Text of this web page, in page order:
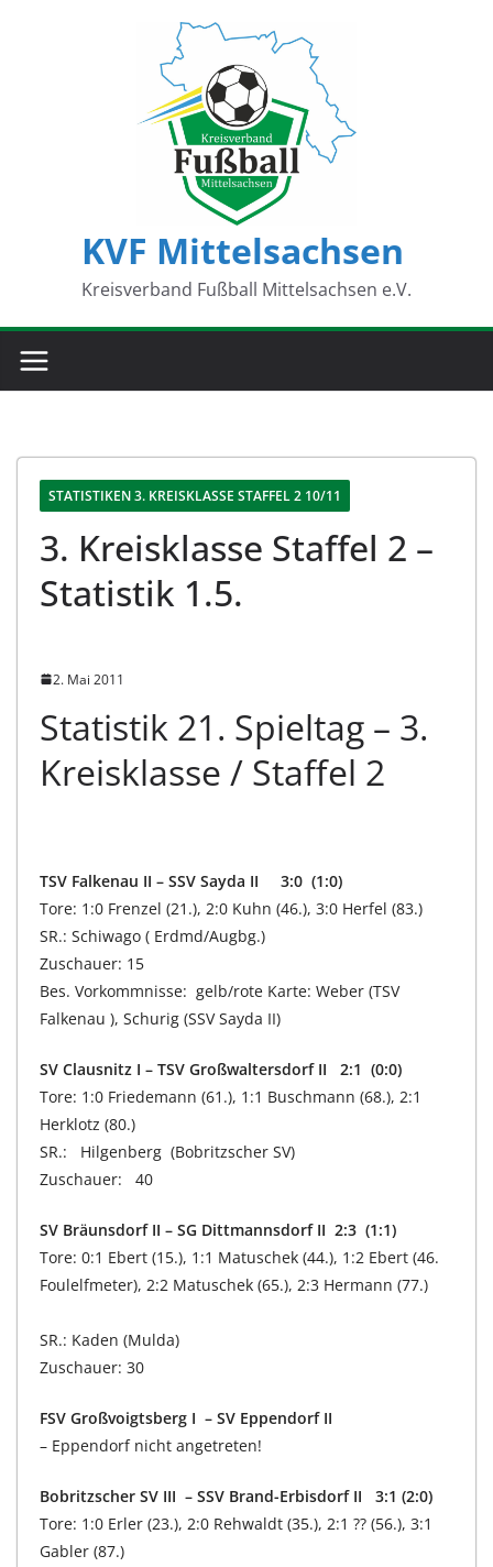
KVF Mittelsachsen
Kreisverband Fußball Mittelsachsen e.V.
STATISTIKEN 3. KREISKLASSE STAFFEL 2 10/11
3. Kreisklasse Staffel 2 –
Statistik 1.5.
2. Mai 2011
Statistik 21. Spieltag – 3.
Kreisklasse / Staffel 2
TSV Falkenau II – SSV Sayda II 3:0 (1:0)
Tore: 1:0 Frenzel (21.), 2:0 Kuhn (46.), 3:0 Herfel (83.)
SR.: Schiwago ( Erdmd/Augbg.)
Zuschauer: 15
Bes. Vorkommnisse: gelb/rote Karte: Weber (TSV
Falkenau ), Schurig (SSV Sayda II)
SV Clausnitz I – TSV Großwaltersdorf II 2:1 (0:0)
Tore: 1:0 Friedemann (61.), 1:1 Buschmann (68.), 2:1
Herklotz (80.)
SR.: Hilgenberg (Bobritzscher SV)
Zuschauer: 40
SV Bräunsdorf II – SG Dittmannsdorf II 2:3 (1:1)
Tore: 0:1 Ebert (15.), 1:1 Matuschek (44.), 1:2 Ebert (46.
Foulelfmeter), 2:2 Matuschek (65.), 2:3 Hermann (77.)
SR.: Kaden (Mulda)
Zuschauer: 30
FSV Großvoigtsberg I – SV Eppendorf II
– Eppendorf nicht angetreten!
Bobritzscher SV III – SSV Brand-Erbisdorf II 3:1 (2:0)
Tore: 1:0 Erler (23.), 2:0 Rehwaldt (35.), 2:1 ?? (56.), 3:1
Gabler (87.)